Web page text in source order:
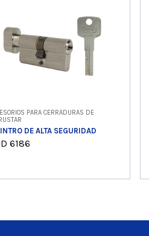
PARA CERRADURAS DE
DE ALTA SEGURIDAD
6186